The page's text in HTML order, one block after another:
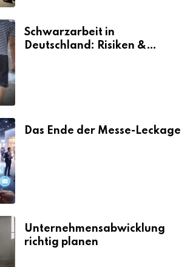
Schwarzarbeit in
Deutschland: Risiken &
Das Ende der Messe-Leckage
Unternehmensabwicklung
richtig planen